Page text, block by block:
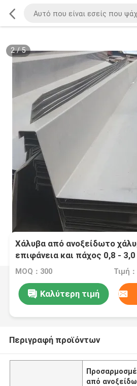
2/5
Χάλυβα από ανοξείδωτο
επιφάνεια και πάχος 0,8 -
MOQ：300 Τιμή
Καλύτερη τιμή
Περιγραφή προϊόντων
από